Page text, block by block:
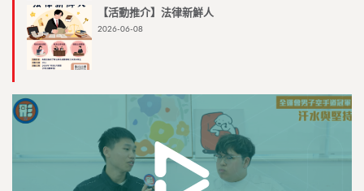
【活動推介】法律新鮮人
2026-06-08